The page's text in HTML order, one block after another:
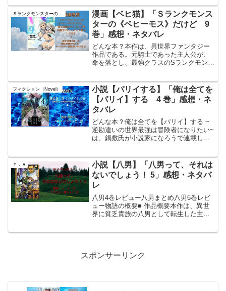
にする。それにしても、どうやって財布
と警察手帳を収納してるの...
漫画【ベヒ猫】「Ｓランクモンス
ターの《ベヒーモス》だけど 9
巻」感想・ネタバレ
どんな本？本作は、異世界ファンタジー
作品である。元騎士であった主人公が、
命を落とし、最強クラスのSランクモンス
エルフの少女アリアに拾われ、「タマ」
と名付けられる。タマは...
フィクション（Novel）
小説【パリイする】「俺は全てを
【パリイ】する 4 巻」感想・ネ
タバレ
どんな本？俺は全てを【パリイ】する ~
逆勘違いの世界最強は冒険者になりたい~
は、鍋敷氏が小説家になろうで連載して
在第7巻まで出ている。また、KRSG氏が
コミカライズを担...
Ｙ．Ａ
小説【八男】「八男って、それは
ないでしょう！ 5」感想・ネタバ
レ
八男4巻レビュー八男まとめ八男6巻レビ
ュー物語の概要■ 作品概要本作は、異世
界に貧乏貴族の八男として転生した主人
スポンサーリンク